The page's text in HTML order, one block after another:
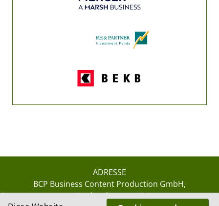
ADRESSE
BCP Business Content Production GmbH
Gotthardstrasse 38